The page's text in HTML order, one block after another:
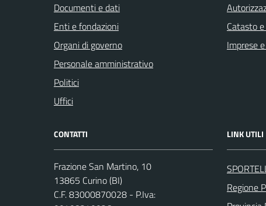
Documenti e dati
Enti e fondazioni
Organi di governo
Personale amministrativo
Politici
Uffici
Catasto
Imprese
CONTATTI
Frazione San Martino, 10
13865 Curino (BI)
C.F. 83000870028 - P.Iva:
LINK UTILI
Regione